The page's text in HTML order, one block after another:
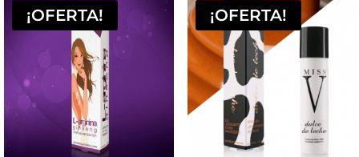
¡OFERTA! ¡OFERTA!